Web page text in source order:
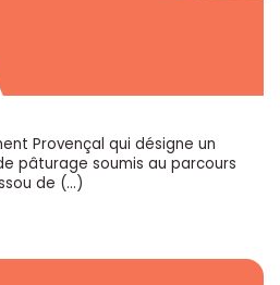
Provençal qui désigne un
pâturage soumis au parcours
de (…)